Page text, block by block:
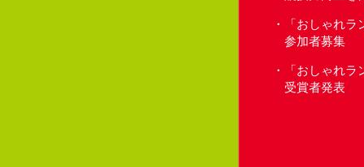
「おしゃれ
参加者募集
「おしゃれ
受賞者発表